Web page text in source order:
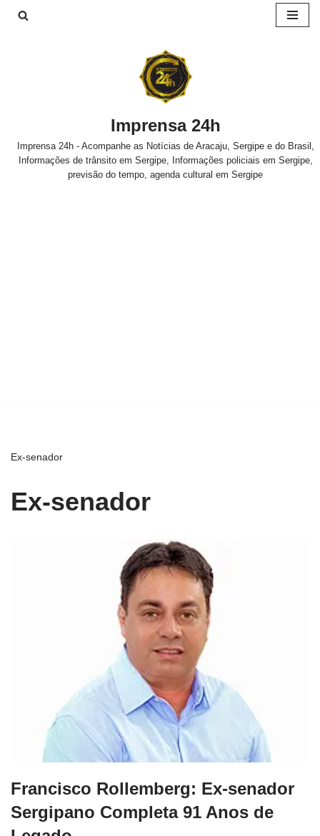
Imprensa 24h
Imprensa 24h - Acompanhe as Notícias de Aracaju, Sergipe e do Brasil,
Informações de trânsito em Sergipe, Informações policiais em Sergipe,
previsão do tempo, agenda cultural em Sergipe
Ex-senador
Ex-senador
Francisco Rollemberg: Ex-senador
Sergipano Completa 91 Anos de